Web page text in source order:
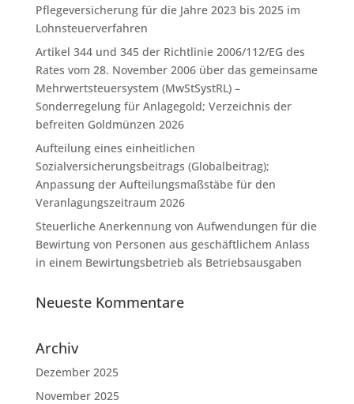
Pflegeversicherung für die Jahre 2023 bis 2025 im
Lohnsteuerverfahren
Artikel 344 und 345 der Richtlinie 2006/112/EG des
Rates vom 28. November 2006 über das gemeinsame
Mehrwertsteuersystem (MwStSystRL) –
Sonderregelung für Anlagegold; Verzeichnis der
befreiten Goldmünzen 2026
Aufteilung eines einheitlichen
Sozialversicherungsbeitrags (Globalbeitrag);
Anpassung der Aufteilungsmaßstäbe für den
Veranlagungszeitraum 2026
Steuerliche Anerkennung von Aufwendungen für die
Bewirtung von Personen aus geschäftlichem Anlass
in einem Bewirtungsbetrieb als Betriebsausgaben
Neueste Kommentare
Archiv
Dezember 2025
November 2025